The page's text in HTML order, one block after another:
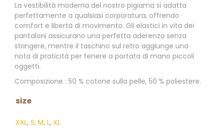
La vestibilità moderna del nostro pigiama si adatta
perfettamente a qualsiasi corporatura, offrendo
comfort e libertà di movimento. Gli elastici in vita dei
pantaloni assicurano una perfetta aderenza senza
stringere, mentre il taschino sul retro aggiunge una
nota di praticità per tenere a portata di mano piccoli
oggetti.
Composizione : 50 % cotone sulla pelle, 50 % poliestere.
size
XXL, S, M, L, XL